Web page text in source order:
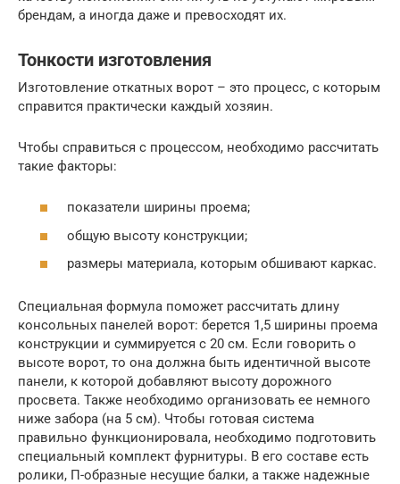
брендам, а иногда даже и превосходят их.
Тонкости изготовления
Изготовление откатных ворот – это процесс, с которым
справится практически каждый хозяин.
Чтобы справиться с процессом, необходимо рассчитать
такие факторы:
показатели ширины проема;
общую высоту конструкции;
размеры материала, которым обшивают каркас.
Специальная формула поможет рассчитать длину
консольных панелей ворот: берется 1,5 ширины проема
конструкции и суммируется с 20 см. Если говорить о
высоте ворот, то она должна быть идентичной высоте
панели, к которой добавляют высоту дорожного
просвета. Также необходимо организовать ее немного
ниже забора (на 5 см). Чтобы готовая система
правильно функционировала, необходимо подготовить
специальный комплект фурнитуры. В его составе есть
ролики, П-образные несущие балки, а также надежные